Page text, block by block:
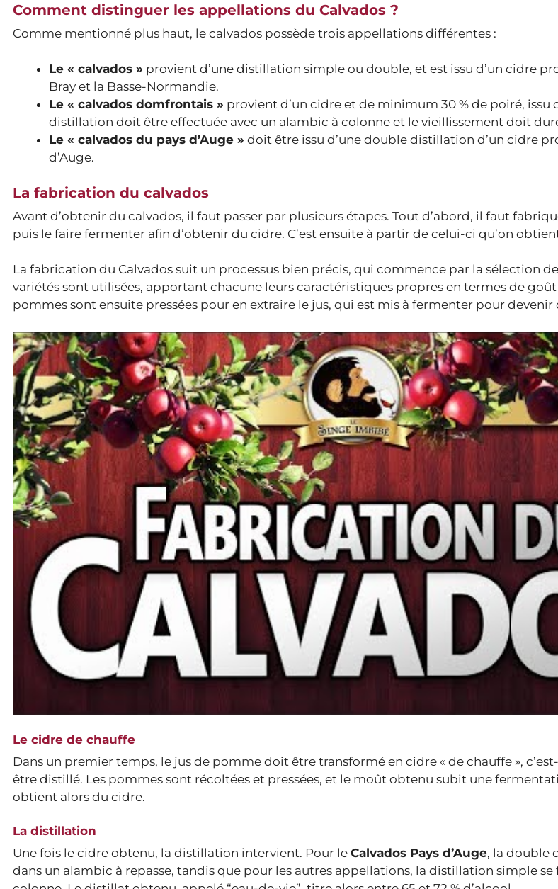
Comment distinguer les appellations du Calvados ?
Comme mentionné plus haut, le calvados possède trois appellations différentes :
Le « calvados » provient d’une distillation simple ou double, et est issu d’un cidre
Bray et la Basse-Normandie.
Le « calvados domfrontais » provient d’un cidre et de minimum 30 % de poiré, issu
distillation doit être effectuée avec un alambic à colonne et le vieillissement doit
Le « calvados du pays d’Auge » doit être issu d’une double distillation d’un cidre
d’Auge.
La fabrication du calvados
Avant d’obtenir du calvados, il faut passer par plusieurs étapes. Tout d’abord, il faut
puis le faire fermenter afin d’obtenir du cidre. C’est ensuite à partir de celui-ci qu’on
La fabrication du Calvados suit un processus bien précis, qui commence par la sélection
variétés sont utilisées, apportant chacune leurs caractéristiques propres en termes de goût
pommes sont ensuite pressées pour en extraire le jus, qui est mis à fermenter pour devenir
Le cidre de chauffe
Dans un premier temps, le jus de pomme doit être transformé en cidre « de chauffe »,
être distillé. Les pommes sont récoltées et pressées, et le moût obtenu subit une
obtient alors du cidre.
La distillation
Une fois le cidre obtenu, la distillation intervient. Pour le Calvados Pays d’Auge, la double
dans un alambic à repasse, tandis que pour les autres appellations, la distillation simple